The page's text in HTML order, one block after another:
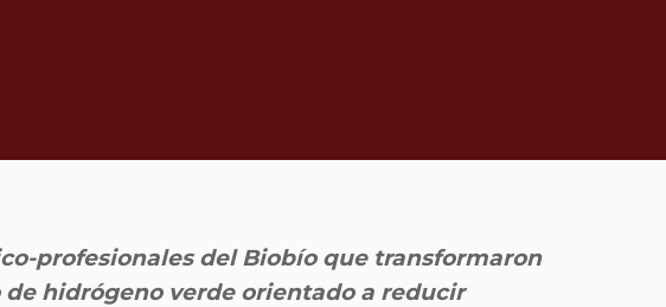
profesionales del Biobío que transformaron
hidrógeno verde orientado a reducir